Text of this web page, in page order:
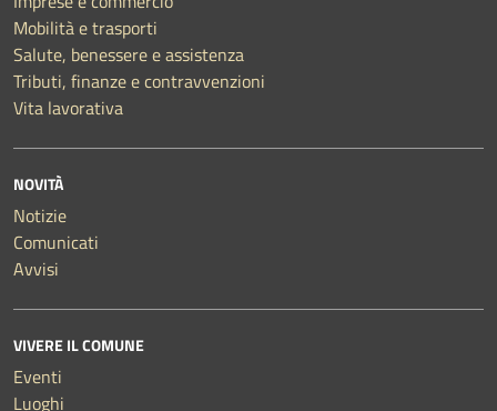
Mobilità e trasporti
Salute, benessere e assistenza
Tributi, finanze e contravvenzioni
Vita lavorativa
NOVITÀ
Notizie
Comunicati
Avvisi
VIVERE IL COMUNE
Eventi
Luoghi